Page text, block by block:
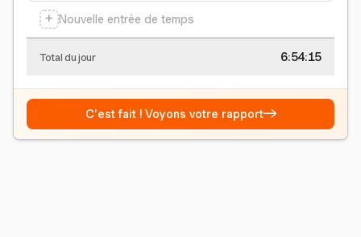
+ Nouvelle entrée de temps
Total du jour 6:54:15
C'est fait ! Voyons votre rapport→